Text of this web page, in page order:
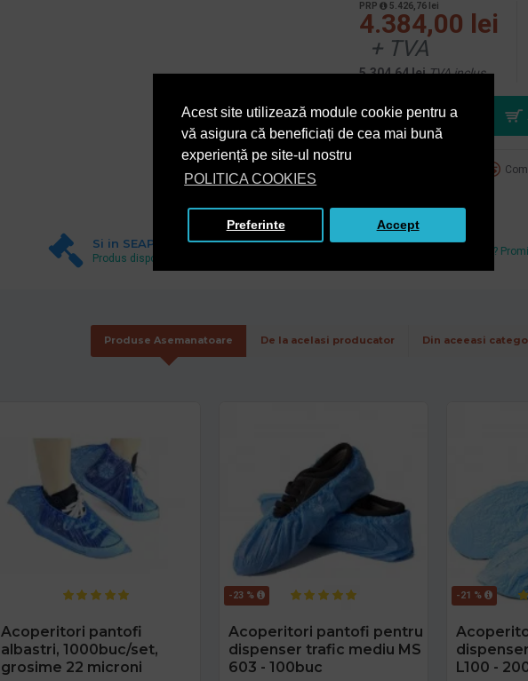
Acest site utilizează module cookie pentru a
vă asigura că beneficiați de cea mai bună
experiență pe site-ul nostru
POLITICA COOKIES
Preferinte Accept
PRP 5.426,76 lei
4.384,00 lei
+ TVA
5.304,64 leiTVA inclus
Si in SEAP
Produs disponibil si pe www.e-licitatie.ro
Cel mai mic pret
Ai gasit un pret mai mic?
Produse Asemanatoare De la acelasi producator Din aceeasi
Acoperitori pantofi
albastri, 1000buc/set,
grosime 22 microni
-23 %
Acoperitori pantofi pentru
dispenser trafic mediu MS
603 - 100buc
-21 %
L100 -